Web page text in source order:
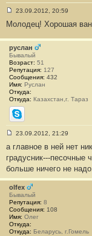
о
б
щ
е
е
#
2
2
23.09.2012, 20:59
Молодец! Хорошая
руслан
Бывалый
Возраст: 51
Репутация: 127
Сообщения: 432
Имя: Руслан
Откуда:
Откуда: Казахстан,г. Тараз
Skype
о
б
щ
н
и
е
#
2
2
2
23.09.2012, 21:29
а главное в ней нет
градусник---песочные
больше ничего не
olfex
Бывалый
Репутация: 8
Сообщения: 108
Имя: Олег
Откуда:
Откуда: Беларусь, г.Гомель